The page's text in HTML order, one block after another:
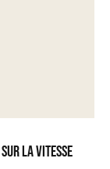
sur la vitesse